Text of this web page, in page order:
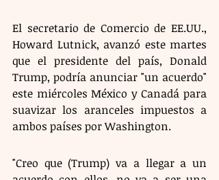
El secretario de Comercio de EE.UU.,
Howard Lutnick, avanzó este martes
que el presidente del país, Donald
Trump, podría anunciar "un acuerdo"
este miércoles México y Canadá para
suavizar los aranceles impuestos a
ambos países por Washington.
"Creo que (Trump) va a llegar a un